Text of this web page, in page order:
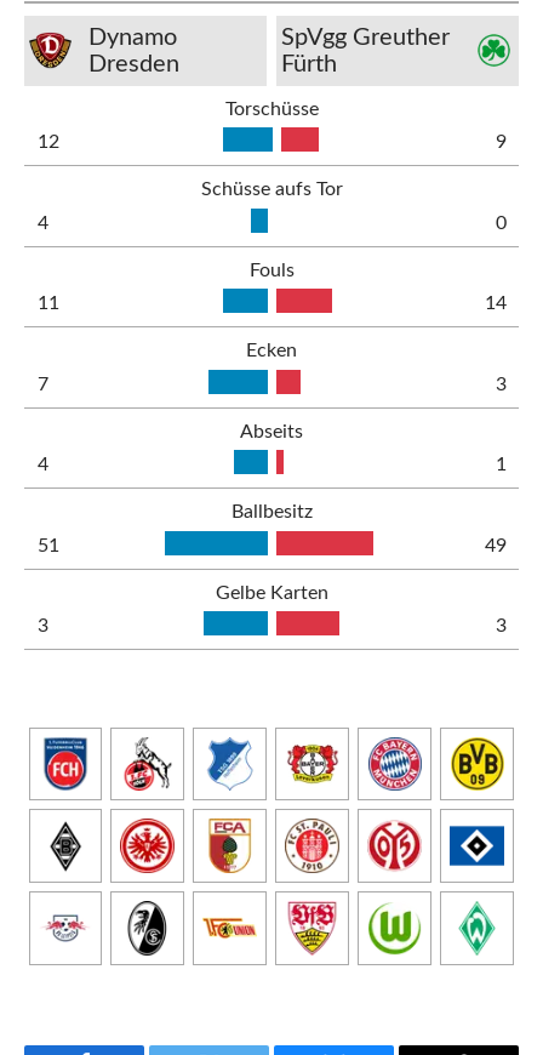
Dynamo
Dresden
SpVgg Greuther
Fürth
Torschüsse
12
9
Schüsse aufs Tor
4
0
Fouls
11
14
Ecken
7
3
Abseits
4
1
Ballbesitz
51
49
Gelbe Karten
3
3